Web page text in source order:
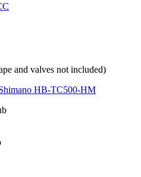
and valves not included)
HB-TC500-HM